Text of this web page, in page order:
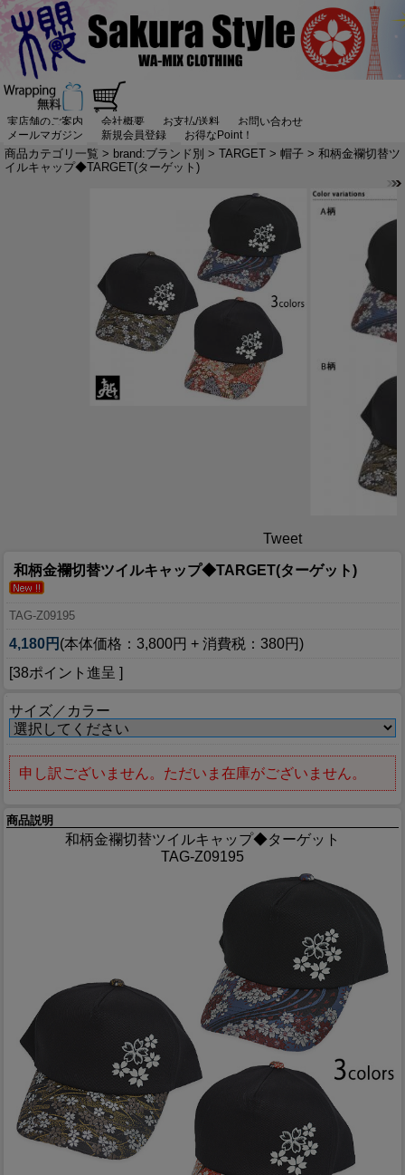
実店舗のご案内 会社概要 お支払/送料
お問い合わせ
メールマガジン
新規会員登録 お得なPoint！
商品カテゴリ一覧 > brand:ブランド別 > TARGET > 帽子 > 和柄金襴切替ツ
イルキャップ◆TARGET(ターゲット)
Tweet
和柄金襴切替ツイルキャップ◆TARGET(ターゲット)
TAG-Z09195
4,180円 (本体価格：3,800円 + 消費税：380円)
[38ポイント進呈 ]
サイズ／カラー
申し訳ございません。ただいま在庫がございません。
商品説明
和柄金襴切替ツイルキャップ◆ターゲット
TAG-Z09195